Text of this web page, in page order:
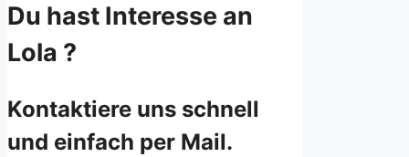
Du hast Interesse an
Lola ?
Kontaktiere uns schnell
und einfach per Mail.